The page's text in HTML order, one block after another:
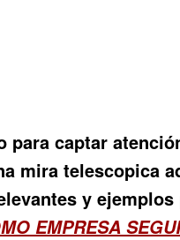
para captar
mira telescopica
y
EMPRESA